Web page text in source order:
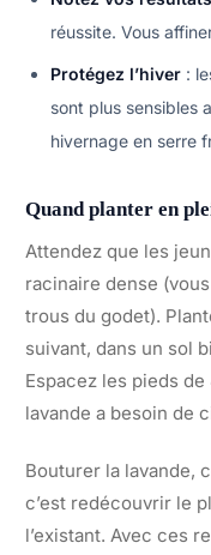
réussite. Vous
Protégez l’hiver :
sont plus sensibles
hivernage en serre
Quand planter en
Attendez que les
racinaire dense
trous du godet).
suivant, dans un sol
Espacez les pieds
lavande a besoin de
Bouturer la lavande,
c’est redécouvrir le
l’existant. Avec ces